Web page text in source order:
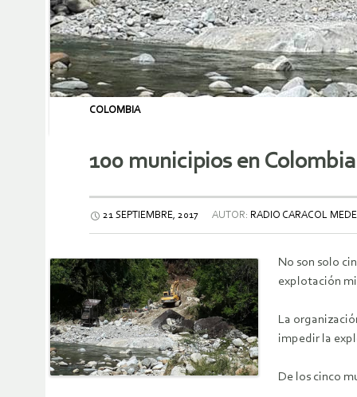
COLOMBIA
100 municipios en
21 SEPTIEMBRE, 2017 AUTOR: RADIO CARACOL
No son solo
explotación
La
impedir la
De los cinco